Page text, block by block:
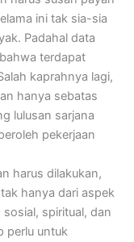
ini tak sia-sia
Padahal data
terdapat
kaprahnya lagi,
hanya sebatas
lulusan sarjana
pekerjaan
harus dilakukan,
hanya dari aspek
spiritual, dan
perlu untuk